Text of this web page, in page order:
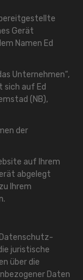
Gerät
Namen Ed
Unternehmen“,
sich auf Ed
(NB),
der
auf Ihrem
abgelegt
Ihrem
juristische
über die
Daten